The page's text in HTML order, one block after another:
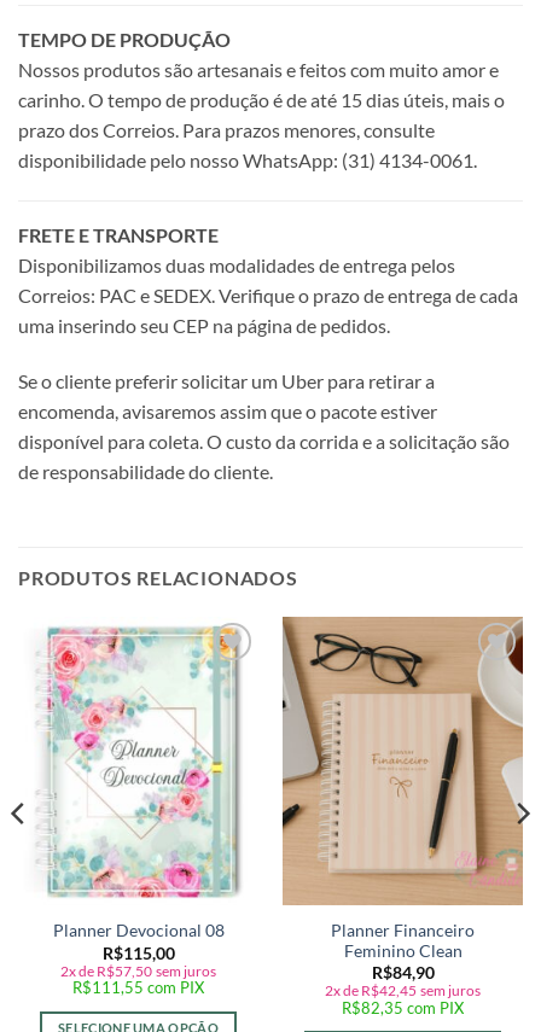
TEMPO DE PRODUÇÃO
Nossos produtos são artesanais e feitos com muito amor e
carinho. O tempo de produção é de até 15 dias úteis, mais o
prazo dos Correios. Para prazos menores, consulte
disponibilidade pelo nosso WhatsApp: (31) 4134-0061.
FRETE E TRANSPORTE
Disponibilizamos duas modalidades de entrega pelos
Correios: PAC e SEDEX. Verifique o prazo de entrega de cada
uma inserindo seu CEP na página de pedidos.
Se o cliente preferir solicitar um Uber para retirar a
encomenda, avisaremos assim que o pacote estiver
disponível para coleta. O custo da corrida e a solicitação são
de responsabilidade do cliente.
PRODUTOS RELACIONADOS
Adicionar
a lista de
desejos
Planner Devocional 08
R$115,00
2x de R$57,50 sem juros
R$111,55 com PIX
SELECIONE UMA OPÇÃO
Adicionar
a lista de
desejos
Planner Financeiro
Feminino Clean
R$84,90
2x de R$42,45 sem juros
R$82,35 com PIX